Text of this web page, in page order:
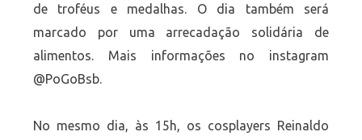
de troféus e medalhas. O dia também será
marcado por uma arrecadação solidária de
alimentos. Mais informações no instagram
@PoGoBsb.
No mesmo dia, às 15h, os cosplayers Reinaldo